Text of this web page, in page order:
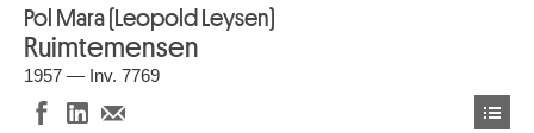
Pol Mara (Leopold Leysen)
Ruimtemensen
1957 — Inv. 7769